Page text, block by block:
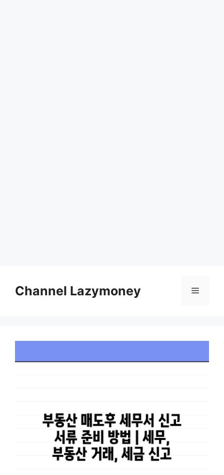
contentChannel Lazymoney Menu